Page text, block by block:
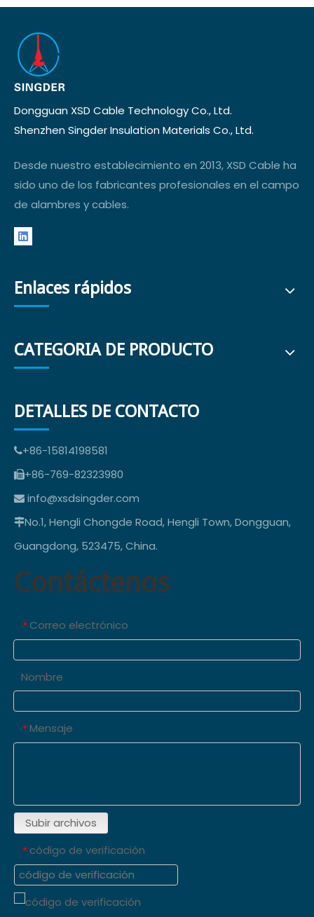
Dongguan XSD Cable Technology Co., Ltd.
Shenzhen Singder Insulation Materials Co., Ltd.
Desde nuestro establecimiento en 2013, XSD Cable ha
sido uno de los fabricantes profesionales en el campo
de alambres y cables.
Enlaces rápidos
CATEGORIA DE PRODUCTO
DETALLES DE CONTACTO
+86-15814198581
+86-769-82323980
 info@xsdsingder.com
No.1, Hengli Chongde Road, Hengli Town, Dongguan,
Guangdong, 523475, China.
Contáctenos
* Correo electrónico
Nombre
* Mensaje
Subir archivos
* código de verificación